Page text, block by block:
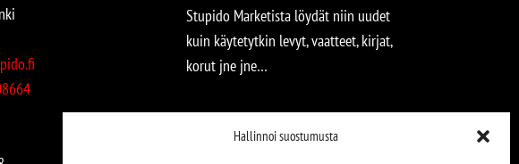
Hallinnoi suostumusta
Stupido Marketista löydät niin uudet
kuin käytetytkin levyt, vaatteet, kirjat,
korut jne jne…